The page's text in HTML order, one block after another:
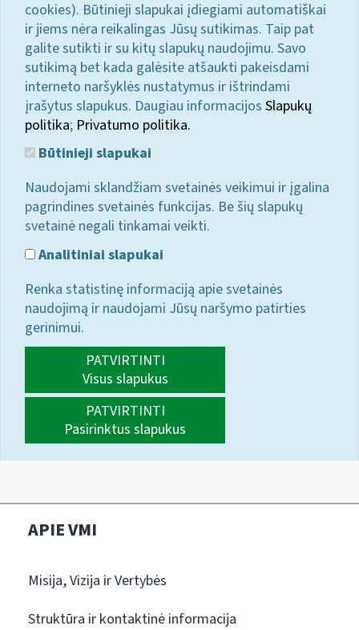
cookies). Būtinieji slapukai įdiegiami automatiškai
ir jiems nėra reikalingas Jūsų sutikimas. Taip pat
galite sutikti ir su kitų slapukų naudojimu. Savo
sutikimą bet kada galėsite atšaukti pakeisdami
interneto naršyklės nustatymus ir ištrindami
įrašytus slapukus. Daugiau informacijos Slapukų
politika; Privatumo politika.
Būtinieji slapukai
Naudojami sklandžiam svetainės veikimui ir įgalina
pagrindines svetainės funkcijas. Be šių slapukų
svetainė negali tinkamai veikti.
Analitiniai slapukai
Renka statistinę informaciją apie svetainės
naudojimą ir naudojami Jūsų naršymo patirties
gerinimui.
PATVIRTINTI
Visus slapukus
PATVIRTINTI
Pasirinktus slapukus
APIE VMI
Misija, Vizija ir Vertybės
Struktūra ir kontaktinė informacija